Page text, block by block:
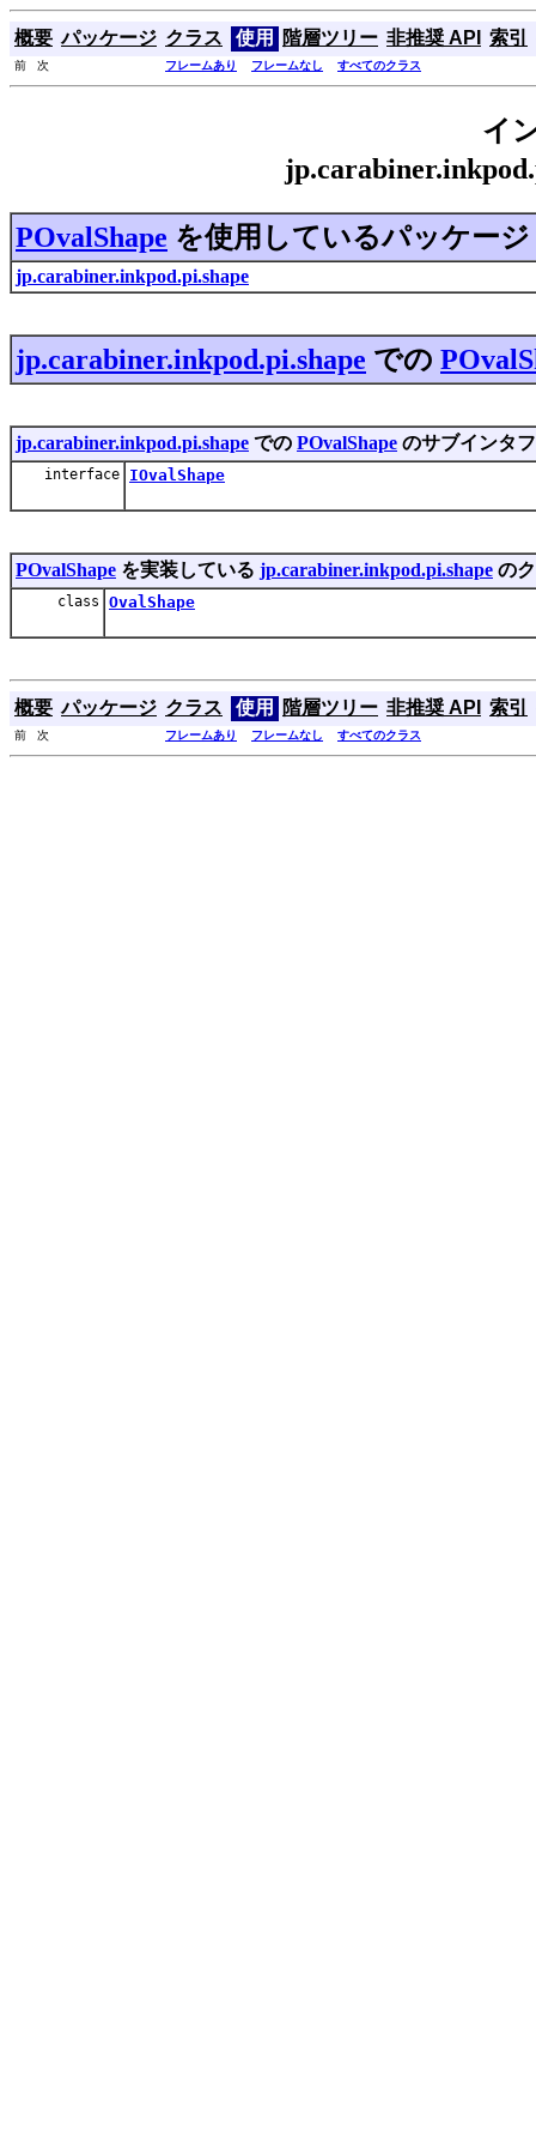
概要 パッケージ クラス 使用 階層ツリー 非推奨 API 索引
前 次 フレームあり フレームなし すべてのクラス
イ
POvalShape を使用しているパッケージ
jp.carabiner.inkpod.pi.shape
jp.carabiner.inkpod.pi.shape での
jp.carabiner.inkpod.pi.shape での POvalShape のサブインタ
interface IOvalShape
POvalShape を実装している jp.carabiner.inkpod.pi.shape の
class OvalShape
概要 パッケージ クラス 使用 階層ツリー 非推奨 API 索引
前 次 フレームあり フレームなし すべてのクラス